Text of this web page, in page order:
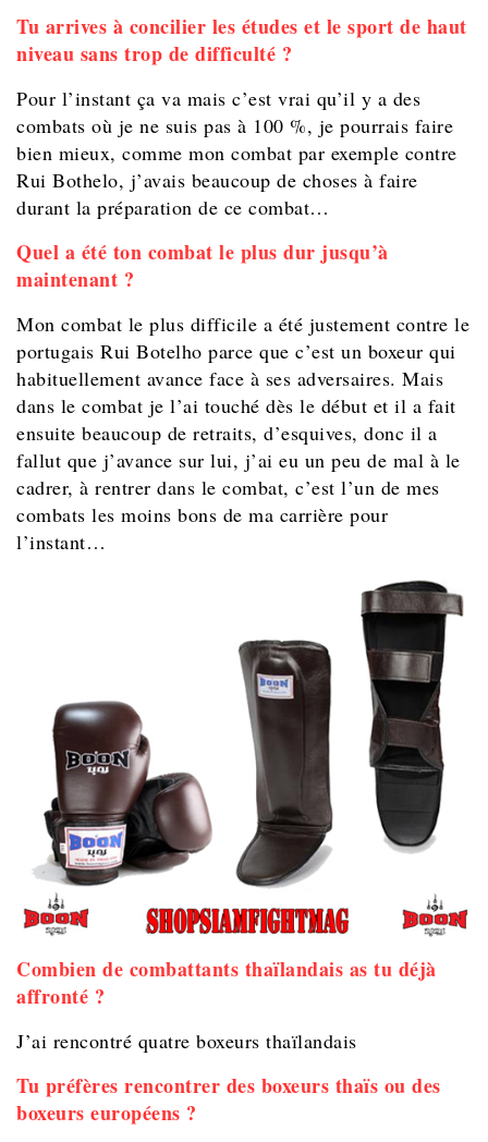
Tu arrives à concilier les études et le sport de haut
niveau sans trop de difficulté ?
Pour l’instant ça va mais c’est vrai qu’il y a des
combats où je ne suis pas à 100 %, je pourrais faire
bien mieux, comme mon combat par exemple contre
Rui Bothelo, j’avais beaucoup de choses à faire
durant la préparation de ce combat…
Quel a été ton combat le plus dur jusqu’à
maintenant ?
Mon combat le plus difficile a été justement contre le
portugais Rui Botelho parce que c’est un boxeur qui
habituellement avance face à ses adversaires. Mais
dans le combat je l’ai touché dès le début et il a fait
ensuite beaucoup de retraits, d’esquives, donc il a
fallut que j’avance sur lui, j’ai eu un peu de mal à le
cadrer, à rentrer dans le combat, c’est l’un de mes
combats les moins bons de ma carrière pour
l’instant…
Combien de combattants thaïlandais as tu déjà
affronté ?
J’ai rencontré quatre boxeurs thaïlandais
Tu préfères rencontrer des boxeurs thaïs ou des
boxeurs européens ?